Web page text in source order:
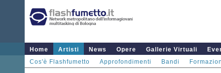
Home Artisti News Opere Gallerie Virtuali
Cos'è Flashfumetto
Approfondimenti Bandi